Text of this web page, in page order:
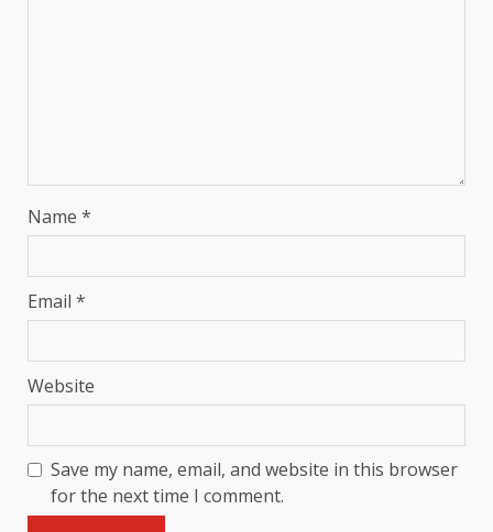
Name *
Email *
Website
Save my name, email, and website in this browser
for the next time I comment.